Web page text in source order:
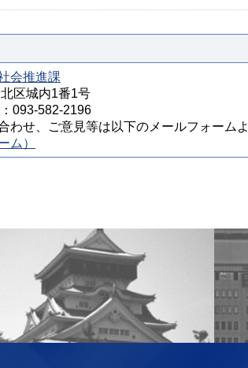
会推進課
区城内1番1号
093-582-2196
わせ、ご意見等は以下のメールフォーム
ム）